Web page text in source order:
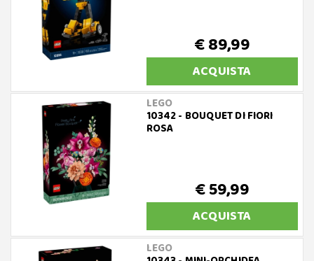
€ 89,99
ACQUISTA
LEGO
10342 - BOUQUET DI FIORI
ROSA
€ 59,99
ACQUISTA
LEGO